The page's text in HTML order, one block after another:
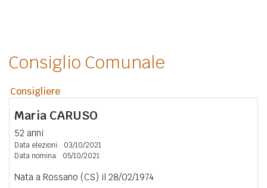
Consiglio Comunale
Consigliere
Maria CARUSO
52 anni
Data elezioni:
03/10/2021
Data nomina:
05/10/2021
Nata a Rossano (CS) il 28/02/1974